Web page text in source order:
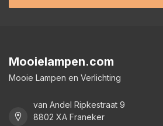
Mooielampen.com
Mooie Lampen en Verlichting
van Andel Ripkestraat 9
8802 XA Franeker